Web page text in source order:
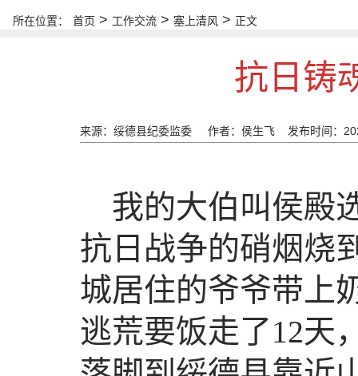
所在位置： 首页 > 工作交流 > 塞上清风 > 正文
抗日铸
来源：绥德县纪委监委 作者：侯生飞 发布时间：
我的大伯叫侯殿
抗日战争的硝烟烧
城居住的爷爷带上
逃荒要饭走了12天